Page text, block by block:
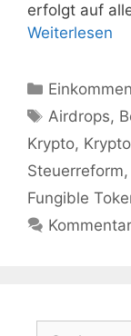
erfolgt auf
Weiterlesen
Kategorien
Airdrops,
Krypto,
Steuerreform,
Fungible
Suchen